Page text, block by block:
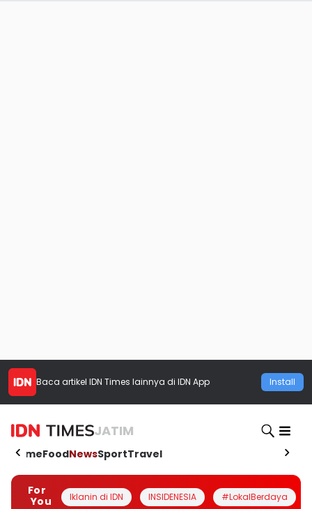
Baca artikel IDN Times lainnya di IDN App Install
JATIM
HomeFoodNewsSportTravel
For
You
Iklanin di IDN INSIDENESIA #LokalBerdaya